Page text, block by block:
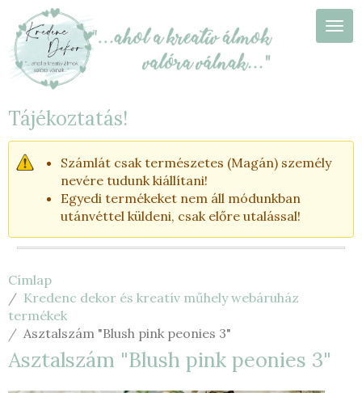
tartalomra
Tájékoztatás!
Számlát csak természetes (Magán) személy
nevére tudunk kiállítani!
Egyedi termékeket nem áll módunkban
utánvéttel küldeni, csak előre utalással!
Címlap
Kredenc dekor és kreatív műhely webáruház
termékek
Asztalszám "Blush pink peonies 3"
Asztalszám "Blush pink peonies 3"